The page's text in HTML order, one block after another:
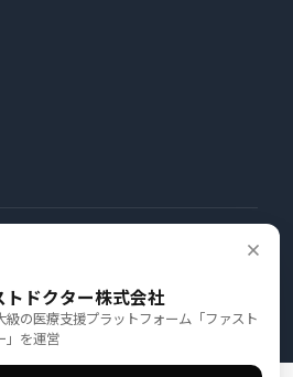
トドクター株式会社
級の医療支援プラットフォーム「ファスト
」を運営